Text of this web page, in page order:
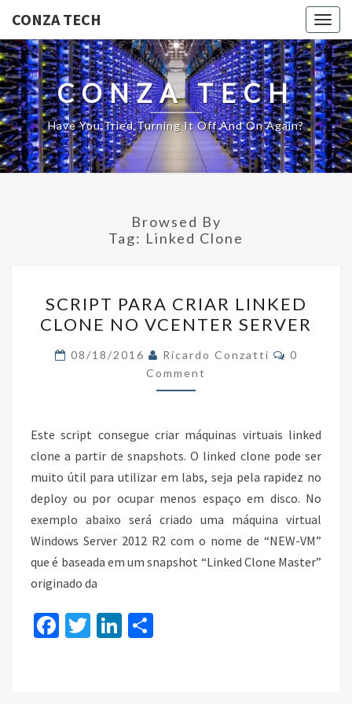
CONZA TECH
CONZA TECH
Have You Tried Turning It Off And On Again?
Browsed By
Tag: Linked Clone
PARA
CRIAR
LINKED
CLONE
NO
SERVER
SCRIPT PARA CRIAR LINKED
CLONE NO VCENTER SERVER
08/18/2016 Ricardo Conzatti Comments
0
Comment
Este script consegue criar máquinas virtuais linked
clone a partir de snapshots. O linked clone pode ser
muito útil para utilizar em labs, seja pela rapidez no
deploy ou por ocupar menos espaço em disco. No
exemplo abaixo será criado uma máquina virtual
Windows Server 2012 R2 com o nome de “NEW-VM”
que é baseada em um snapshot “Linked Clone Master”
originado da
Fa T
Li